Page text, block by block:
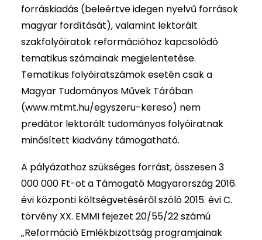
forráskiadás (beleértve idegen nyelvű források
magyar fordítását), valamint lektorált
szakfolyóiratok reformációhoz kapcsolódó
tematikus számainak megjelentetése.
Tematikus folyóiratszámok esetén csak a
Magyar Tudományos Művek Tárában
(www.mtmt.hu/egyszeru-kereso) nem
predátor lektorált tudományos folyóiratnak
minősített kiadvány támogatható.
A pályázathoz szükséges forrást, összesen 3
000 000 Ft-ot a Támogató Magyarország 2016.
évi központi költségvetéséről szóló 2015. évi C.
törvény XX. EMMI fejezet 20/55/22 számú
„Reformáció Emlékbizottság programjainak